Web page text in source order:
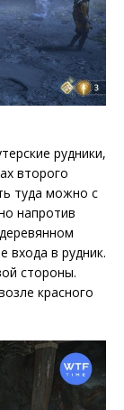
рудники,
второго
туда можно с
напротив
входа в рудник.
стороны.
красного